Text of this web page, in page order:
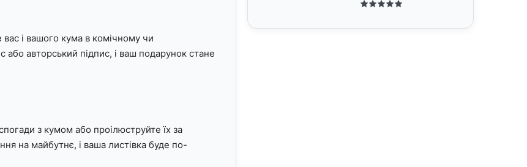
і вашого кума в комічному чи
або авторський підпис, і ваш подарунок стане
з кумом або проілюструйте їх за
на майбутнє, і ваша листівка буде по-